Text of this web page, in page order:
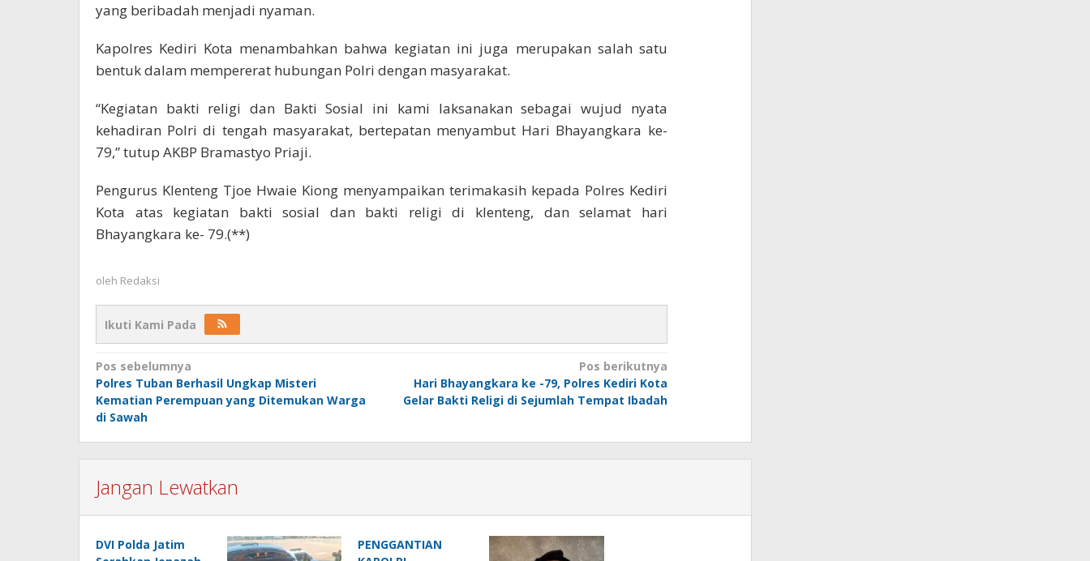
yang beribadah menjadi nyaman.
Kapolres Kediri Kota menambahkan bahwa kegiatan ini juga merupakan salah satu
bentuk dalam mempererat hubungan Polri dengan masyarakat.
“Kegiatan bakti religi dan Bakti Sosial ini kami laksanakan sebagai wujud nyata
kehadiran Polri di tengah masyarakat, bertepatan menyambut Hari Bhayangkara ke-
79,” tutup AKBP Bramastyo Priaji.
Pengurus Klenteng Tjoe Hwaie Kiong menyampaikan terimakasih kepada Polres Kediri
Kota atas kegiatan bakti sosial dan bakti religi di klenteng, dan selamat hari
Bhayangkara ke- 79.(**)
oleh Redaksi
Ikuti Kami Pada
Navigasi
pos
Pos sebelumnya
Polres Tuban Berhasil Ungkap Misteri
Kematian Perempuan yang Ditemukan Warga
di Sawah
Pos berikutnya
Hari Bhayangkara ke -79, Polres Kediri Kota
Gelar Bakti Religi di Sejumlah Tempat Ibadah
Jangan Lewatkan
DVI Polda Jatim
PENGGANTIAN